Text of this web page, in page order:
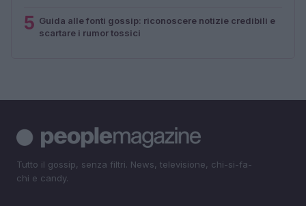
5 Guida alle fonti gossip: riconoscere notizie credibili e
scartare i rumor tossici
Tutto il gossip, senza filtri. News, televisione, chi-si-fa-
chi e candy.